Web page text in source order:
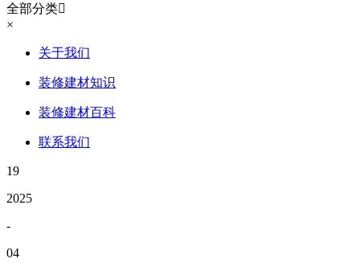
全部分类
×
关于我们
装修建材知识
装修建材百科
联系我们
19
2025
-
04